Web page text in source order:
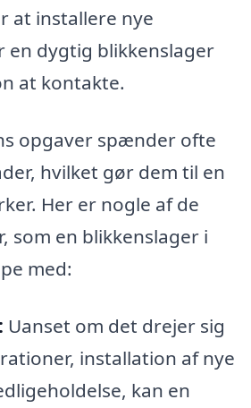
at installere nye
en dygtig blikkenslager
at kontakte.
opgaver spænder ofte
hvilket gør dem til en
Her er nogle af de
som en blikkenslager i
med:
Uanset om det drejer sig
installation af nye
kan en